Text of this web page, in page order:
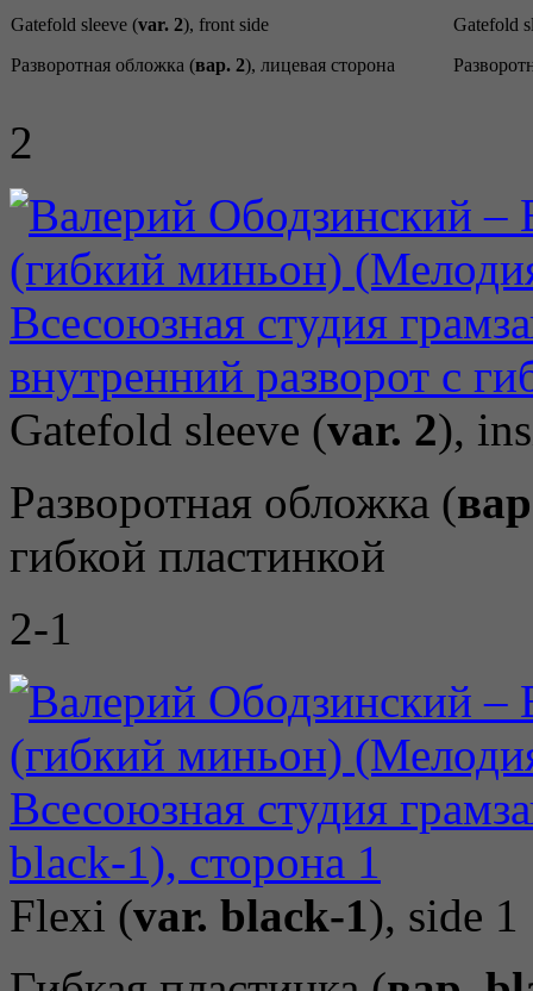
Gatefold sleeve (var. 2), front side
Разворотная обложка (вар. 2), лицевая сторона
Gatefold
2
Gatefold sleeve (var. 2),
Разворотная обложка (
гибкой пластинкой
2-1
Flexi (var. black-1), side 1